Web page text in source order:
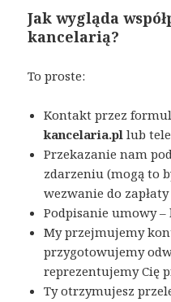
Jak wygląda
kancelarią?
To proste:
Kontakt przez
kancelaria.pl lub
Przekazanie nam
zdarzeniu (mogą to
wezwanie do
Podpisanie umowy
My przejmujemy
przygotowujemy
reprezentujemy Cię
Ty otrzymujesz